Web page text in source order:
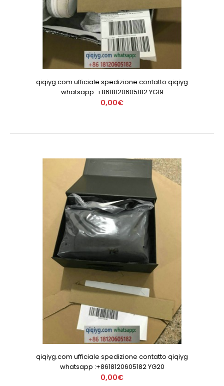
qiqiyg.com ufficiale spedizione contatto qiqiyg
whatsapp :+8618120605182 YG19
0,00€
qiqiyg.com ufficiale spedizione contatto qiqiyg
whatsapp :+8618120605182 YG20
0,00€